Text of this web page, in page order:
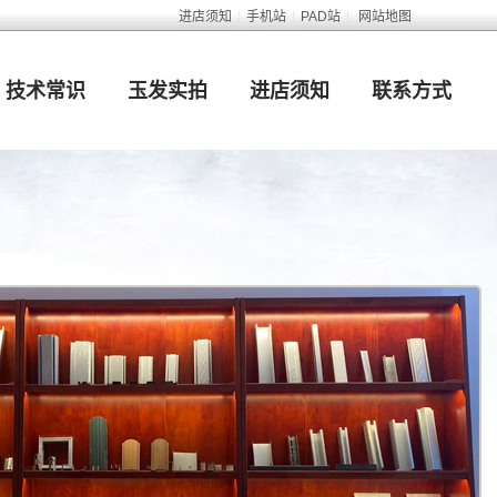
进店须知 手机站 PAD站 网站地图
技术常识 玉发实拍 进店须知 联系方式